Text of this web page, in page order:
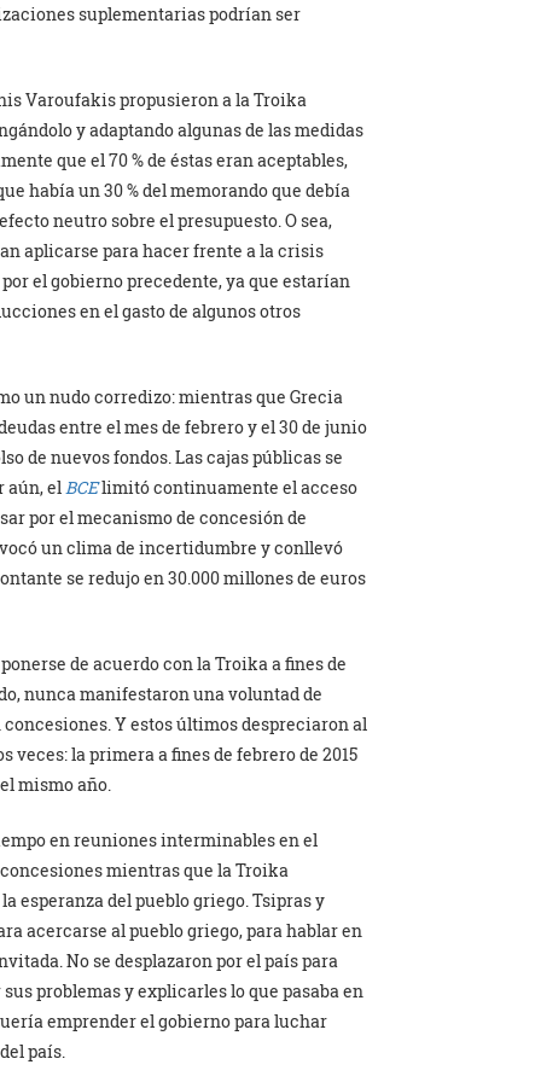
suplementarias podrían ser
Varoufakis propusieron a la Troika
y adaptando algunas de las medidas
que el 70 % de éstas eran aceptables,
había un 30 % del memorando que debía
neutro sobre el presupuesto. O sea,
aplicarse para hacer frente a la crisis
el gobierno precedente, ya que estarían
en el gasto de algunos otros
un nudo corredizo: mientras que Grecia
entre el mes de febrero y el 30 de junio
de nuevos fondos. Las cajas públicas se
aún, elBCElimitó continuamente el acceso
por el mecanismo de concesión de
un clima de incertidumbre y conllevó
se redujo en 30.000 millones de euros
de acuerdo con la Troika a fines de
nunca manifestaron una voluntad de
Y estos últimos despreciaron al
la primera a fines de febrero de 2015
mismo año.
en reuniones interminables en el
mientras que la Troika
esperanza del pueblo griego. Tsipras y
acercarse al pueblo griego, para hablar en
No se desplazaron por el país para
problemas y explicarles lo que pasaba en
emprender el gobierno para luchar
país.